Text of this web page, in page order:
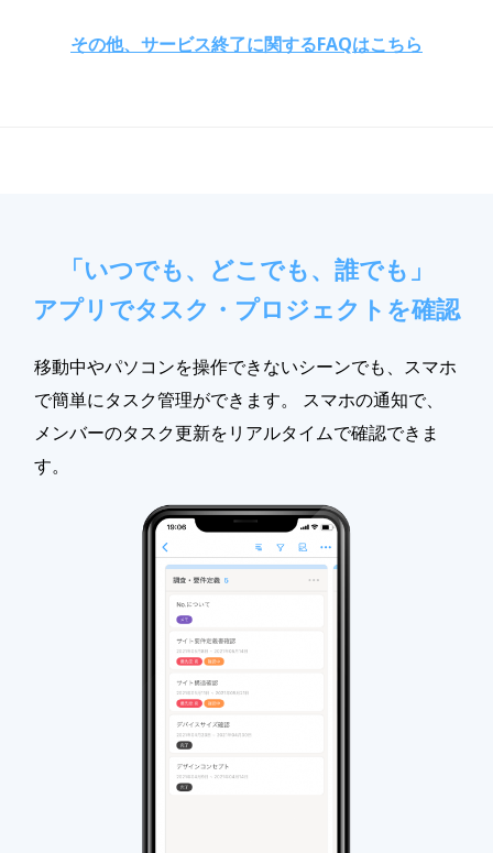
その他、サービス終了に関するFAQはこちら
「いつでも、どこでも、誰でも」
アプリでタスク・プロジェクトを確認
移動中やパソコンを操作できないシーンでも、スマホ
で簡単にタスク管理ができます。 スマホの通知で、
メンバーのタスク更新をリアルタイムで確認できま
す。